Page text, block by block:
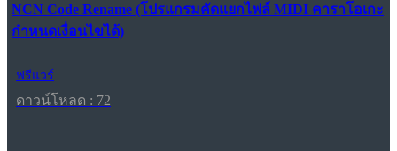
NCN Code Rename (โปรแกรมคัดแยกไฟล์ MIDI คาราโอเกะ
กำหนดเงื่อนไขได้)
ฟรีแวร์
ดาวน์โหลด : 72